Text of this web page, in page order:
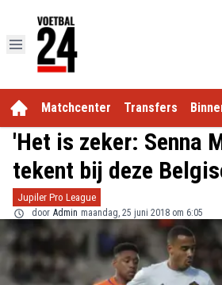
Matchcenter Transfers
'Het is zeker: Senna
tekent bij deze
Jupiler Pro League
door Admin maandag, 25 juni 2018 om 6:05